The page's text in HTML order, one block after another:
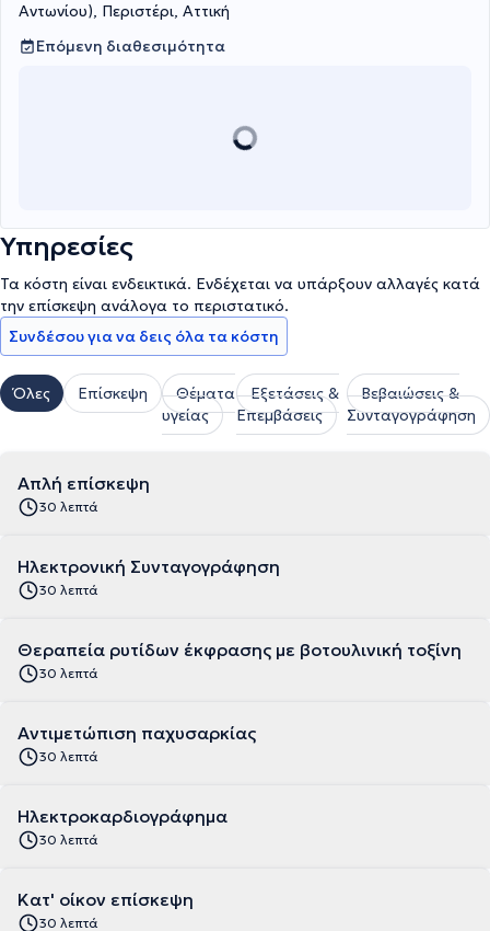
Αντωνίου), Περιστέρι, Αττική
Επόμενη διαθεσιμότητα
Υπηρεσίες
Τα κόστη είναι ενδεικτικά. Ενδέχεται να υπάρξουν αλλαγές κατά
την επίσκεψη ανάλογα το περιστατικό.
Συνδέσου για να δεις όλα τα κόστη
Όλες Επίσκεψη
Θέματα
υγείας
Εξετάσεις &
Επεμβάσεις
Βεβαιώσεις &
Συνταγογράφηση
Απλή επίσκεψη
30 λεπτά
Ηλεκτρονική Συνταγογράφηση
30 λεπτά
Θεραπεία ρυτίδων έκφρασης με βοτουλινική τοξίνη
30 λεπτά
Αντιμετώπιση παχυσαρκίας
30 λεπτά
Ηλεκτροκαρδιογράφημα
30 λεπτά
Κατ' οίκον επίσκεψη
30 λεπτά